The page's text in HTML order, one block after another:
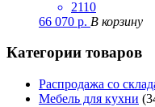
2110
66 070 р. В корзину
Категории товаров
Распродажа со
Мебель для кухни